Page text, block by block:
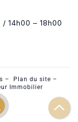
14h00 – 18h00
– Plan du site –
Immobilier